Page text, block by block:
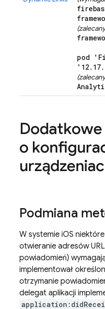
pod
'12. 17.
o
Podmiana
W systemie iOS
otwieranie adresów
powiadomień)
implementował
otrzymanie
delegat aplikacji